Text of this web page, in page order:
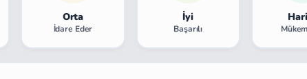
Orta
İdare Eder
İyi
Başarılı